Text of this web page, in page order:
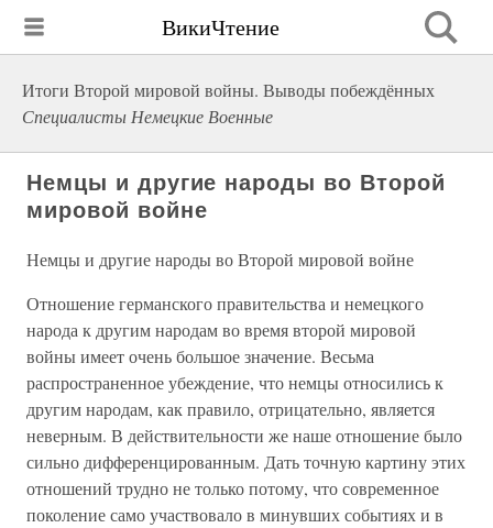
ВикиЧтение
Итоги Второй мировой войны. Выводы побеждённых
Специалисты Немецкие Военные
Немцы и другие народы во Второй
мировой войне
Немцы и другие народы во Второй мировой войне
Отношение германского правительства и немецкого
народа к другим народам во время второй мировой
войны имеет очень большое значение. Весьма
распространенное убеждение, что немцы относились к
другим народам, как правило, отрицательно, является
неверным. В действительности же наше отношение было
сильно дифференцированным. Дать точную картину этих
отношений трудно не только потому, что современное
поколение само участвовало в минувших событиях и в